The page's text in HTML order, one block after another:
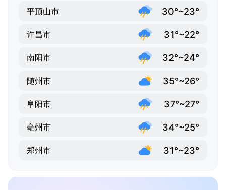
平顶山市 30°~23°
许昌市 31°~22°
南阳市 32°~24°
随州市 35°~26°
阜阳市 37°~27°
亳州市 34°~25°
郑州市 31°~23°